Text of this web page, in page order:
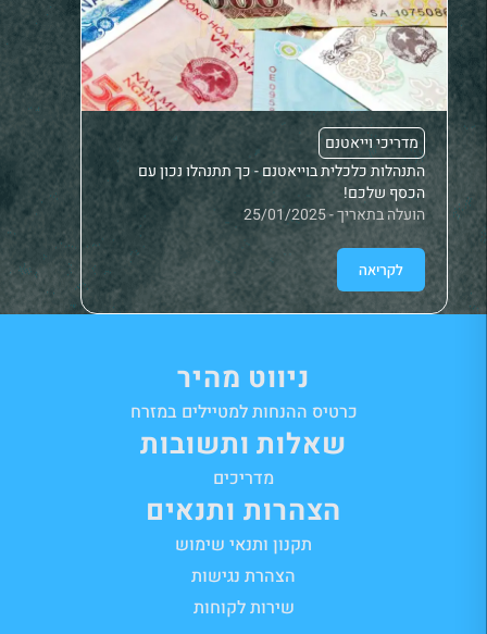
מדריכי וייאטנם
התנהלות כלכלית בוייאטנם - כך תתנהלו נכון עם
הכסף שלכם!
הועלה בתאריך - 25/01/2025
לקריאה
זירוז
הועלה
ניווט מהיר
כרטיס ההנחות למטיילים במזרח
שאלות ותשובות
מדריכים
הצהרות ותנאים
תקנון ותנאי שימוש
הצהרת נגישות
שירות לקוחות